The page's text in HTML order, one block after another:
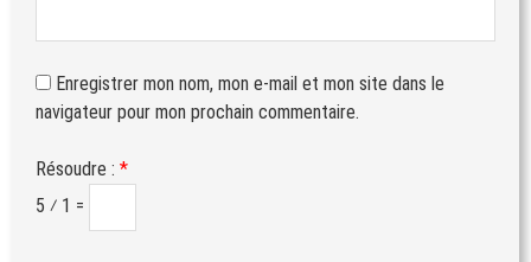
Enregistrer mon nom, mon e-mail et mon site dans le
navigateur pour mon prochain commentaire.
Résoudre : *
5 ⁄ 1 =